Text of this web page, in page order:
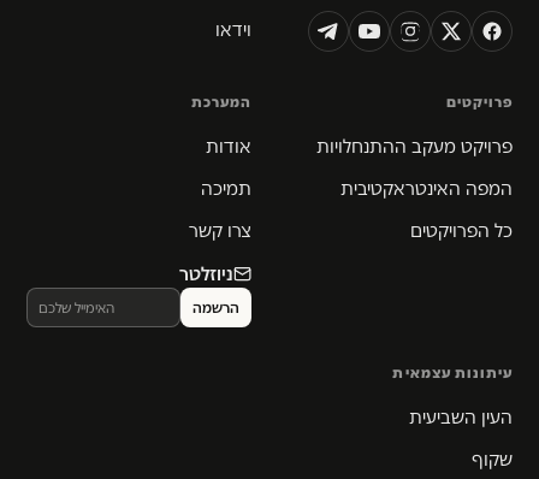
וידאו
פרויקטים
פרויקט מעקב ההתנחלויות
המפה האינטראקטיבית
כל הפרויקטים
המערכת
אודות
תמיכה
צרו קשר
ניוזלטר
עיתונות עצמאית
העין השביעית
שקוף